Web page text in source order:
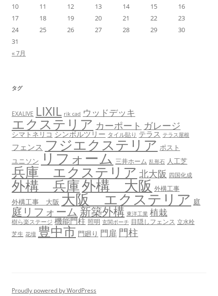
10
11 12 13 14 15
16
17
18 19 20 21 22
23
24
25 26 27 28 29
30
31
« 7月
タグ
EXALIVE LIXIL rik cad ウッドデッキ
エクステリア カーポート ガレージ
シマトネリコ シンボルツリー タイル貼り テラス テラス屋根
フェンス フジエクステリア ポスト
ユニソン リフォーム 三井ホーム 乱形石 人工芝
兵庫 エクステリア 北大阪 四国化成
外構 兵庫外構 大阪 外構工事
外構工事 大阪 大阪 エクステリア 庭
庭リフォーム 新築外構 東洋工業 植栽
樹ら楽ステージ 機能門柱 照明 玄関ポーチ 目隠しフェンス 立水栓
芝生 花壇 豊中市 門廻り 門扉 門柱
Proudly powered by WordPress